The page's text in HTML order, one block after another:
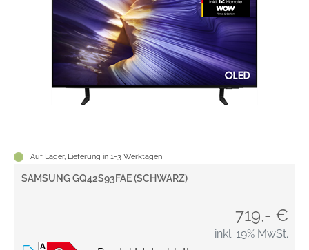
Auf Lager, Lieferung in 1-3 Werktagen
SAMSUNG GQ42S93FAE (SCHWARZ)
719,- €
inkl. 19% MwSt.